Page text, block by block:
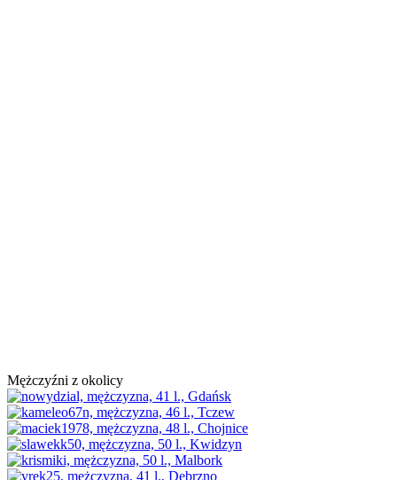
Mężczyźni z okolicy